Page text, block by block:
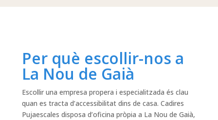
Per què escollir-nos a
La Nou de Gaià
Escollir una empresa propera i especialitzada és clau
quan es tracta d’accessibilitat dins de casa. Cadires
Pujaescales disposa d’oficina pròpia a La Nou de Gaià,